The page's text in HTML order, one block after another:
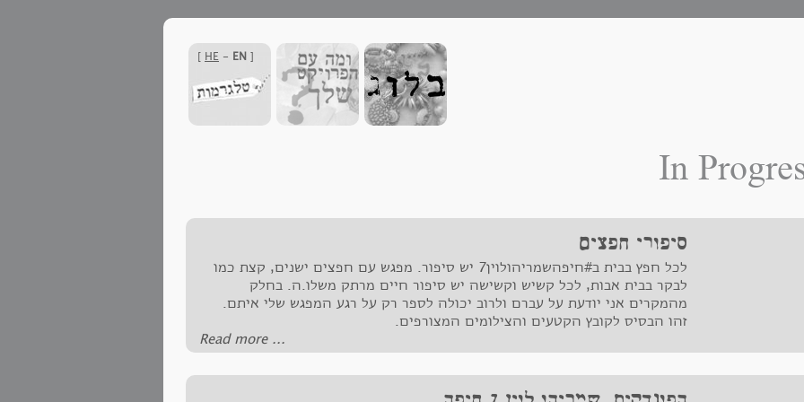
[
HE - EN
]
In
סיפורי חפצים
לכל חפץ בבית ב#חיפהשמריהולוין7 יש סיפור. מפגש עם חפצים ישנים, קצת כמו
לבקר בבית אבות, לכל קשיש וקשישה יש סיפור חיים מרתק משלו.ה. בחלק
מהמקרים אני יודעת על עברם ולרוב יכולה לספר רק על רגע המפגש שלי איתם.
זהו הבסיס לקובץ הקטעים והצילומים המצורפים.
‪Read more ...‬